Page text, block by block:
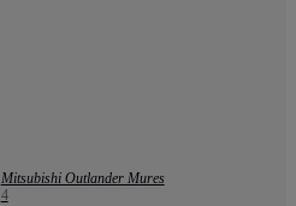
Mitsubishi Outlander Mures
4